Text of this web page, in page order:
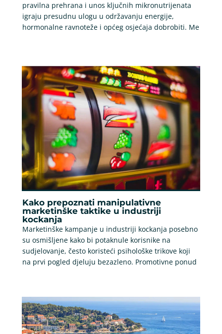
pravilna prehrana i unos ključnih mikronutrijenata
igraju presudnu ulogu u održavanju energije,
hormonalne ravnoteže i općeg osjećaja dobrobiti. Me
Kako prepoznati manipulativne
marketinške taktike u industriji
kockanja
Marketinške kampanje u industriji kockanja posebno
su osmišljene kako bi potaknule korisnike na
sudjelovanje, često koristeći psihološke trikove koji
na prvi pogled djeluju bezazleno. Promotivne ponud